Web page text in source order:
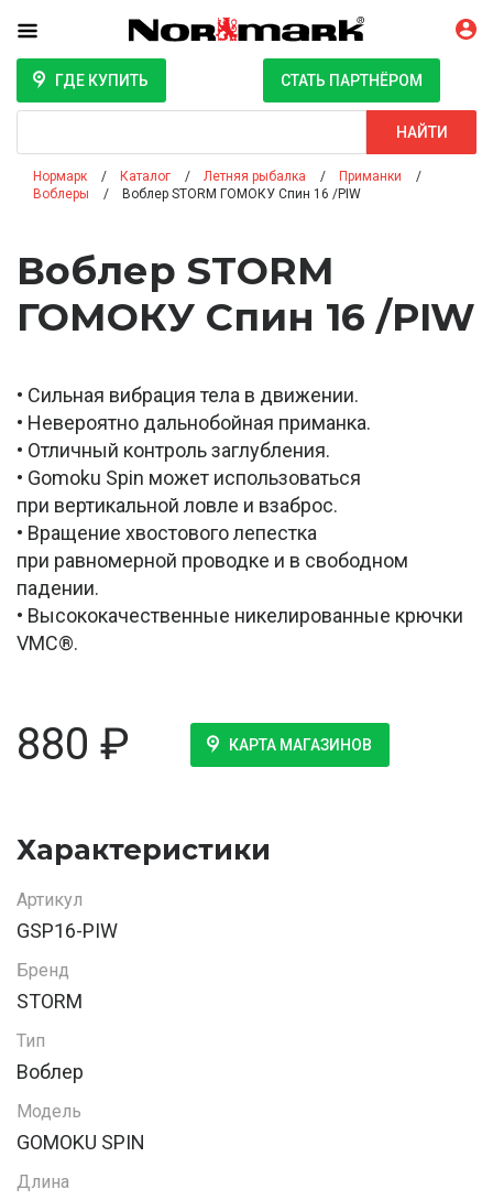
ГДЕ КУПИТЬ СТАТЬ ПАРТНЁРОМ
НАЙТИ
Нормарк Каталог Летняя рыбалка
Приманки
Воблеры
Воблер STORM ГОМОКУ Спин 16 /PIW
Воблер STORM
ГОМОКУ Спин 16 /PIW
• Сильная вибрация тела в движении.
• Невероятно дальнобойная приманка.
• Отличный контроль заглубления.
• Gomoku Spin может использоваться
при вертикальной ловле и взаброс.
• Вращение хвостового лепестка
при равномерной проводке и в свободном
падении.
• Высококачественные никелированные крючки
VMC®.
880 ₽ КАРТА МАГАЗИНОВ
Характеристики
Артикул
GSP16-PIW
Бренд
STORM
Тип
Воблер
Модель
GOMOKU SPIN
Длина